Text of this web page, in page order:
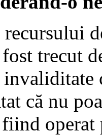
fost trecut
că nu
operat